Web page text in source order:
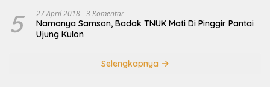
5 27 April 2018 3 Komentar
Namanya Samson, Badak TNUK Mati Di Pinggir Pantai
Ujung Kulon
Selengkapnya